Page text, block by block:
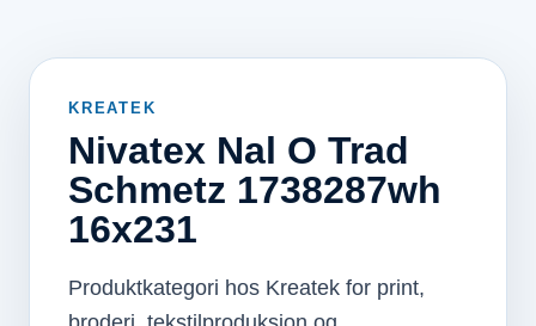
KREATEK
Nivatex Nal O Trad
Schmetz 1738287wh
16x231
Produktkategori hos Kreatek for print,